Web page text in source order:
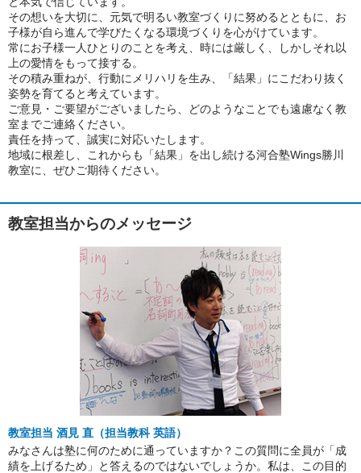
その想いを大切に、元気で明るい教室づくりに努めるとともに、お
子様が自ら進んで学びたくなる環境づくりを心がけています。
常にお子様一人ひとりのことを考え、時には厳しく、しかしそれ以
上の愛情をもって接する。
その積み重ねが、行動にメリハリを生み、「結果」にこだわり抜く
姿勢を育てると考えています。
ご意見・ご要望がございましたら、どのようなことでも遠慮なく教
室までご連絡ください。
責任を持って、誠実に対応いたします。
地域に根差し、これからも「結果」を出し続ける河合塾Wings勝川
教室に、ぜひご期待ください。
教室担当からのメッセージ
教室担当 酒見 直（担当教科 英語）
みなさんは塾に何のために通っていますか？この質問に全員が「成
績を上げるため」と答えるのではないでしょうか。私は、この目的